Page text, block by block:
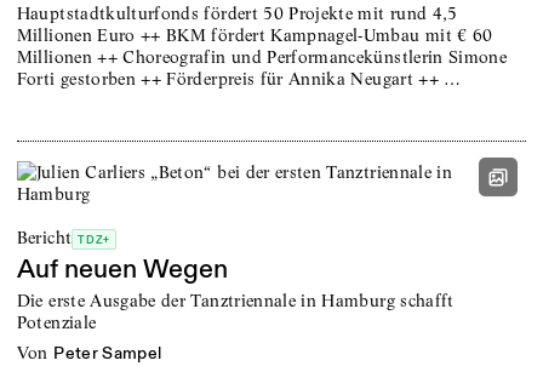
Hauptstadtkulturfonds fördert 50 Projekte mit rund 4,5
Millionen Euro ++ BKM fördert Kampnagel-Umbau mit € 60
Millionen ++ Choreografin und Performancekünstlerin Simone
Forti gestorben ++ Förderpreis für Annika Neugart ++ …
Bericht TDZ+
Auf neuen Wegen
Die erste Ausgabe der Tanztriennale in Hamburg schafft
Potenziale
von Peter Sampel